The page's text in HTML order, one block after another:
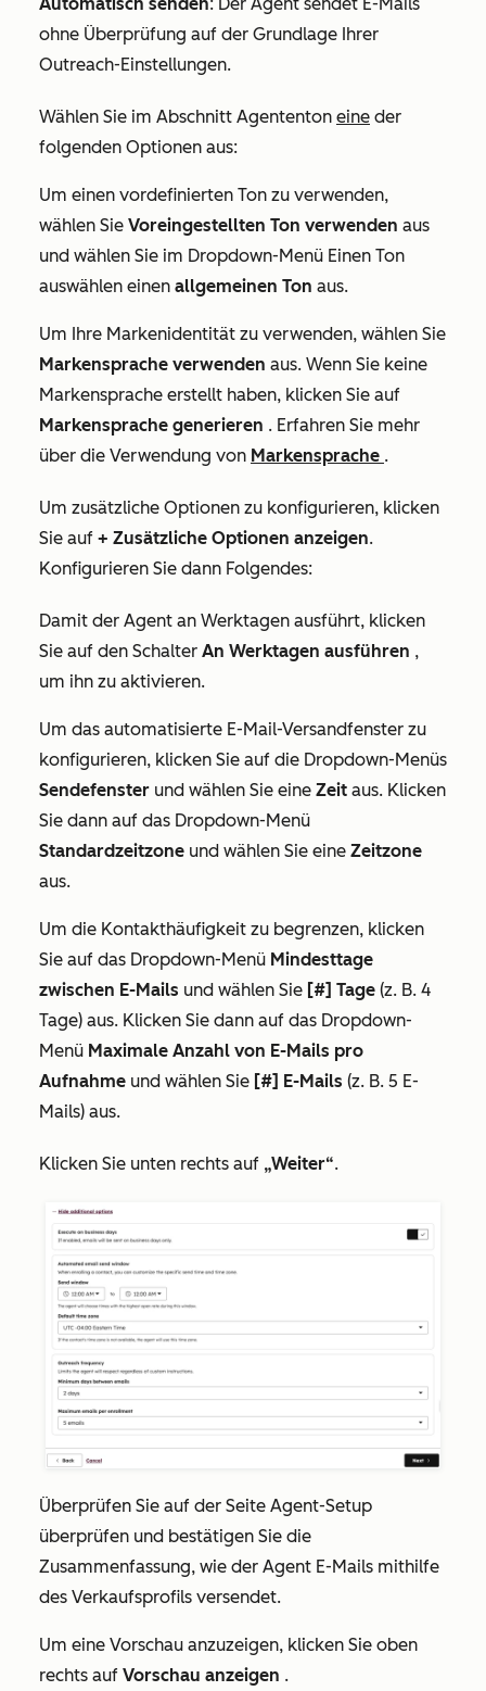
ohne Überprüfung auf der Grundlage Ihrer
Outreach-Einstellungen.
Wählen Sie im Abschnitt Agententon eine der
folgenden Optionen aus:
Um einen vordefinierten Ton zu verwenden,
wählen Sie Voreingestellten Ton verwenden aus
und wählen Sie im Dropdown-Menü Einen Ton
auswählen einen allgemeinen Ton aus.
Um Ihre Markenidentität zu verwenden, wählen Sie
Markensprache verwenden aus. Wenn Sie keine
Markensprache erstellt haben, klicken Sie auf
Markensprache generieren . Erfahren Sie mehr
über die Verwendung von Markensprache .
Um zusätzliche Optionen zu konfigurieren, klicken
Sie auf + Zusätzliche Optionen anzeigen.
Konfigurieren Sie dann Folgendes:
Damit der Agent an Werktagen ausführt, klicken
Sie auf den Schalter An Werktagen ausführen ,
um ihn zu aktivieren.
Um das automatisierte E-Mail-Versandfenster zu
konfigurieren, klicken Sie auf die Dropdown-Menüs
Sendefenster und wählen Sie eine Zeit aus. Klicken
Sie dann auf das Dropdown-Menü
Standardzeitzone und wählen Sie eine Zeitzone
aus.
Um die Kontakthäufigkeit zu begrenzen, klicken
Sie auf das Dropdown-Menü Mindesttage
zwischen E-Mails und wählen Sie [#] Tage (z. B. 4
Tage) aus. Klicken Sie dann auf das Dropdown-
Menü Maximale Anzahl von E-Mails pro
Aufnahme und wählen Sie [#] E-Mails (z. B. 5 E-
Mails) aus.
Klicken Sie unten rechts auf „Weiter“.
Überprüfen Sie auf der Seite Agent-Setup
überprüfen und bestätigen Sie die
Zusammenfassung, wie der Agent E-Mails mithilfe
des Verkaufsprofils versendet.
Um eine Vorschau anzuzeigen, klicken Sie oben
rechts auf Vorschau anzeigen .